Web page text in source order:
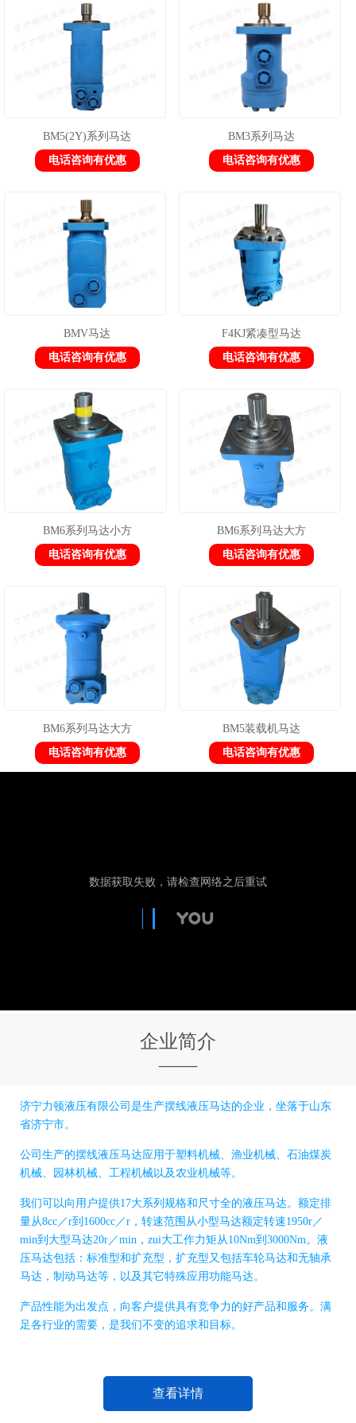
BM5(2Y)系列马达
电话咨询有优惠
BM3系列马达
电话咨询有优惠
BMV马达
电话咨询有优惠
F4KJ紧凑型马达
电话咨询有优惠
BM6系列马达小方
电话咨询有优惠
BM6系列马达大方
电话咨询有优惠
BM6系列马达大方
电话咨询有优惠
BM5装载机马达
电话咨询有优惠
企业简介
——
济宁力顿液压有限公司是生产摆线液压马达的企业，坐落于山东
省济宁市。
公司生产的摆线液压马达应用于塑料机械、渔业机械、石油煤炭
机械、园林机械、工程机械以及农业机械等。
我们可以向用户提供17大系列规格和尺寸全的液压马达。额定排
量从8cc／r到1600cc／r，转速范围从小型马达额定转速1950r／
min到大型马达20r／min，zui大工作力矩从10Nm到3000Nm。液
压马达包括：标准型和扩充型，扩充型又包括车轮马达和无轴承
马达，制动马达等，以及其它特殊应用功能马达。
产品性能为出发点，向客户提供具有竞争力的好产品和服务。满
足各行业的需要，是我们不变的追求和目标。
查看详情